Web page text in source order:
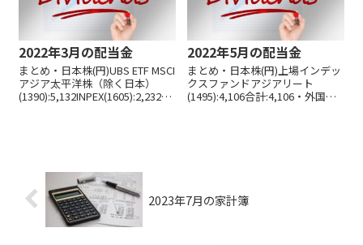
2022年3月の配当金
まとめ・日本株(円)UBS ETF MSCI
アジア太平洋株（除く日本）
(1390):5,132INPEX(1605):2,232合
2022年5月の配当金
まとめ・日本株(円)上場インデッ
クスファンドアジアリート
(1495):4,106合計:4,106・外国株
2023年7月の家計簿